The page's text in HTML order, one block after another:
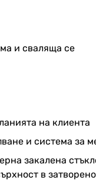
и сваляща се
на клиента
и система за
закалена
в